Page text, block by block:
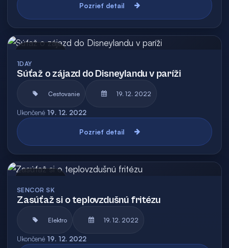
Pozrieť detail
1DAY
Súťaž o zájazd do Disneylandu v paríži
Cestovanie 19. 12. 2022
Ukončené 19. 12. 2022
Pozrieť detail
SENCOR SK
Zasúťaž si o teplovzdušnú fritézu
Elektro 19. 12. 2022
Ukončené 19. 12. 2022